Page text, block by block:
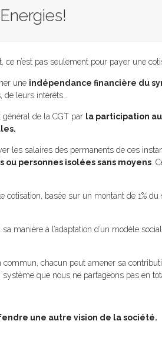
n’est pas seulement pour payer une
une indépendance financière du
leurs intérêts…
général de la CGT par la participation
les salaires des permanents de ces
ou personnes isolées sans moyens .
cotisation, basée sur un montant de 1% du
sa manière à l’adaptation d’un modèle
commun, chacun peut amener sa
que nous ne partageons pas en
une autre vision de la société.